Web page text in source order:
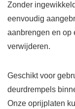
Zonder
eenvoudig
aanbrengen en op
verwijderen.
Geschikt voor
deurdrempels
Onze oprijplaten